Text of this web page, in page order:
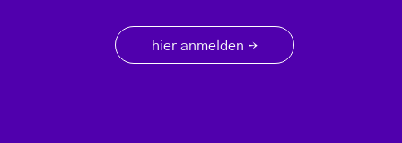
hier anmelden →